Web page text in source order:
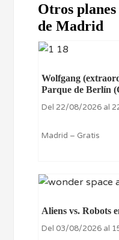
Otros
de Madrid
Wolfgang
Parque de Berlín
Del 22/08/2026 al
Madrid – Gratis
Aliens vs. Robots
Del 03/08/2026 al